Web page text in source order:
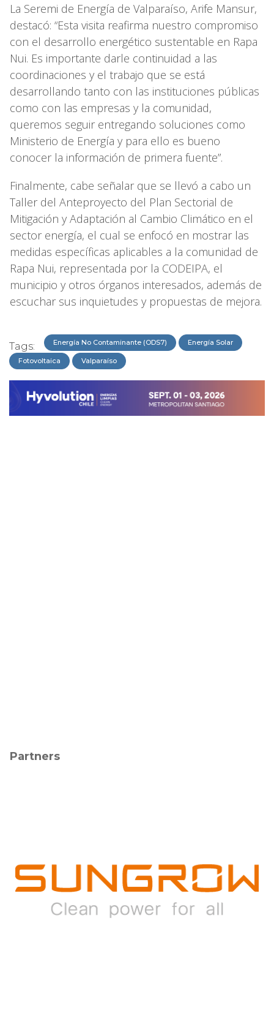
La Seremi de Energía de Valparaíso, Arife Mansur,
destacó: “Esta visita reafirma nuestro compromiso
con el desarrollo energético sustentable en Rapa
Nui. Es importante darle continuidad a las
coordinaciones y el trabajo que se está
desarrollando tanto con las instituciones públicas
como con las empresas y la comunidad,
queremos seguir entregando soluciones como
Ministerio de Energía y para ello es bueno
conocer la información de primera fuente”.
Finalmente, cabe señalar que se llevó a cabo un
Taller del Anteproyecto del Plan Sectorial de
Mitigación y Adaptación al Cambio Climático en el
sector energía, el cual se enfocó en mostrar las
medidas específicas aplicables a la comunidad de
Rapa Nui, representada por la CODEIPA, el
municipio y otros órganos interesados, además de
escuchar sus inquietudes y propuestas de mejora.
Tags: Energía No Contaminante (ODS7) Energía Solar
Fotovoltaica Valparaíso
Partners